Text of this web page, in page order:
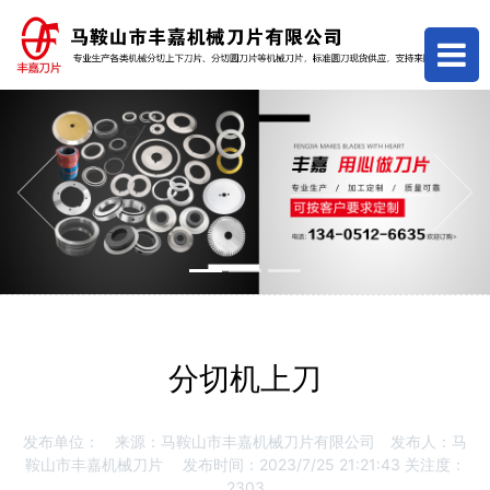
Previous
分切机上刀
发布单位： 来源：马鞍山市丰嘉机械刀片有限公司
发布人：马
鞍山市丰嘉机械刀片
发布时间：2023/7/25 21:21:43 关注度：